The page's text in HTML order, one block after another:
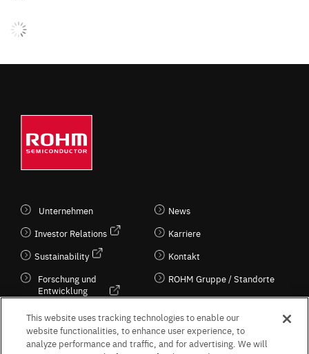
Unternehmen
Investor Relations
Sustainability
Forschung und
Entwicklung
Kultur / Wirtschaft
News
Karriere
Kontakt
ROHM Gruppe / Standorte
This website uses tracking technologies to enable our
website functionalities, to enhance user experience, to
analyze performance and traffic, and for advertising. We will